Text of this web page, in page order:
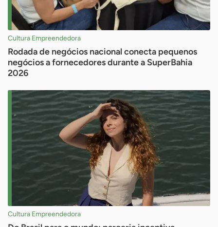
Cultura Empreendedora
Rodada de negócios nacional conecta pequenos
negócios a fornecedores durante a SuperBahia
2026
Cultura Empreendedora